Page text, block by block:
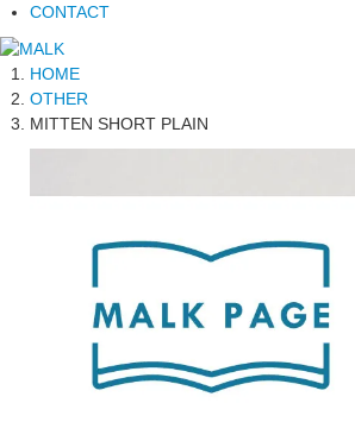
CONTACT
HOME
OTHER
MITTEN SHORT PLAIN